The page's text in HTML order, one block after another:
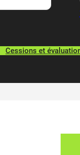
Cessions et